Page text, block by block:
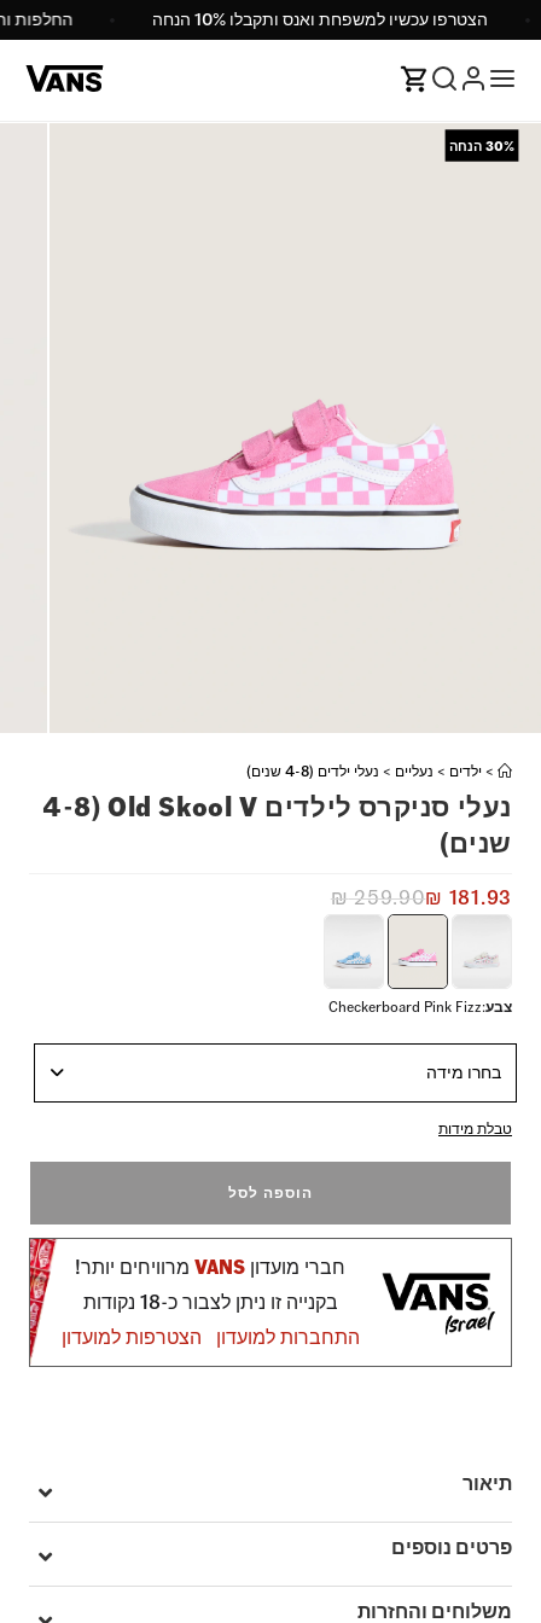
הצטרפו עכשיו למשפחת ואנס ותקבלו 10% הנחה החלפות
30% הנחה
> ילדים > נעליים > נעלי ילדים (4-8 שנים)
נעלי סניקרס לילדים Old Skool V (4-8
שנים)
₪259.90₪ 181.93
צבע:
Checkerboard Pink Fizz
בחרו מידה
טבלת מידות
הוספה לסל
חברי מועדון VANSמרוויחים יותר!
בקנייה זו ניתן לצבור כ-18 נקודות
התחברות למועדון
הצטרפות למועדון
תיאור
Sidestripe האייקוניות שלנו, כשהן מחליפות את השרוכים המסורתיים
בשתי סגירות סקוץ' נוחות, יחד עם חלק עליון שמשלב זמש וקנבס
במראה הקלאסי והמוכר, הנעל הזו שומרת על האסתטיקה האהובה,
פרטים נוספים
מק"ט: V00CYDFRQ
משלוחים והחזרות